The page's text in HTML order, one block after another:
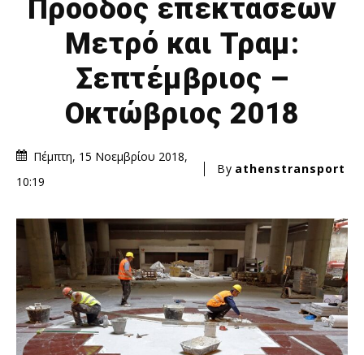
Πρόοδος επεκτάσεων
Μετρό και Τραμ:
Σεπτέμβριος –
Οκτώβριος 2018
Πέμπτη, 15 Νοεμβρίου 2018,
10:19
By athenstransport